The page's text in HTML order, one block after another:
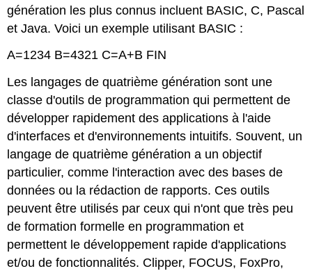
génération les plus connus incluent BASIC, C, Pascal
et Java. Voici un exemple utilisant BASIC :
A=1234 B=4321 C=A+B FIN
Les langages de quatrième génération sont une
classe d'outils de programmation qui permettent de
développer rapidement des applications à l'aide
d'interfaces et d'environnements intuitifs. Souvent, un
langage de quatrième génération a un objectif
particulier, comme l'interaction avec des bases de
données ou la rédaction de rapports. Ces outils
peuvent être utilisés par ceux qui n'ont que très peu
de formation formelle en programmation et
permettent le développement rapide d'applications
et/ou de fonctionnalités. Clipper, FOCUS, FoxPro,